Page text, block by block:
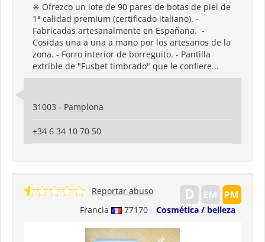
✳️ Ofrezco un lote de 90 pares de botas de piel de
1ª calidad premium (certificado italiano). -
Fabricadas artesanalmente en Españana. -
Cosidas una a una a mano por los artesanos de la
zona. - Forro interior de borreguito. - Pantilla
extríble de "Fusbet timbrado" que le confiere...
31003 - Pamplona
+34 6 34 10 70 50
Francia 77170 Cosmética / belleza
Reportar abuso